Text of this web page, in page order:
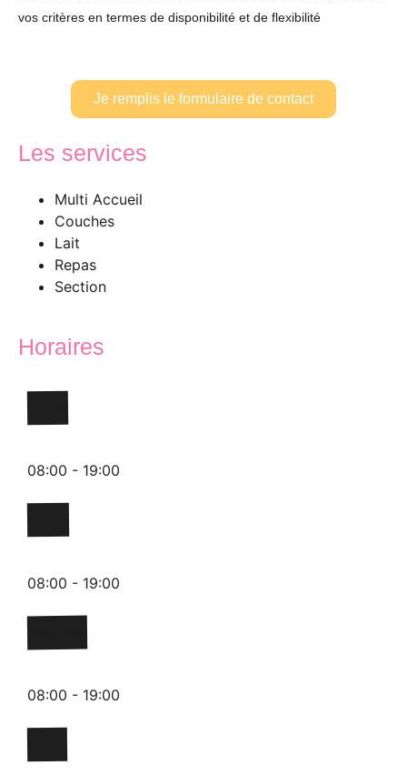
vos critères en termes de disponibilité et de flexibilité
Je remplis le formulaire de contact
Les services
Multi Accueil
Couches
Lait
Repas
Section
Horaires
08:00 - 19:00
08:00 - 19:00
08:00 - 19:00